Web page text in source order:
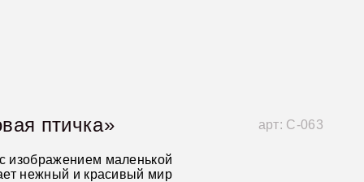
птичка» арт: С-063
изображением маленькой
нежный и красивый мир